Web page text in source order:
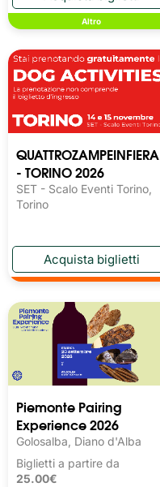
Altro
QUATTROZAMPEINFIERA
- TORINO 2026
SET - Scalo Eventi Torino,
Torino
Piemonte Pairing
Experience 2026
Golosalba, Diano d'Alba
Biglietti a partire da
25.00€